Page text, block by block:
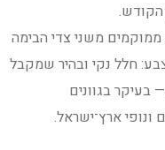
הקודש.
ממוקמים משני צדי הבימה
חלל נקי ובהיר שמקבל
בעיקר בגוונים
ונופי ארץ־ישראל.